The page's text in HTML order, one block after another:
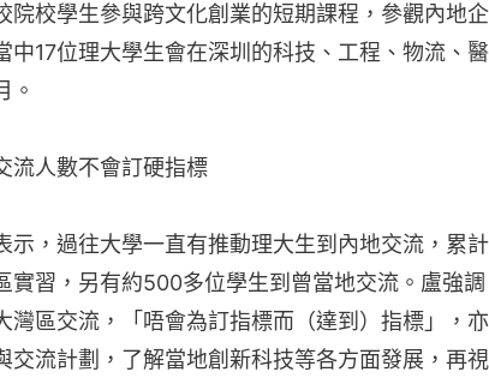
院校學生參與跨文化創業的短期課程，參觀內地
中17位理大學生會在深圳的科技、工程、物流、
。
流人數不會訂硬指標
示，過往大學一直有推動理大生到內地交流，累
實習，另有約500多位學生到曾當地交流。盧強
灣區交流，「唔會為訂指標而（達到）指標」，
交流計劃，了解當地創新科技等各方面發展，再